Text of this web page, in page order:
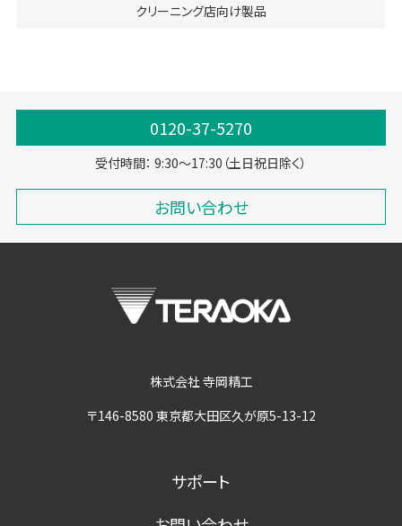
クリーニング店向け製品
0120-37-5270
受付時間： 9:30～17:30（土日祝日除く）
お問い合わせ
株式会社 寺岡精工
〒146-8580 東京都大田区久が原5-13-12
サポート